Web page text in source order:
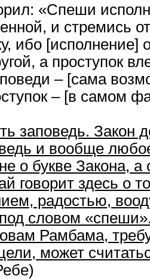
«Спеши
и стремись
ибо [исполнение]
а проступок
– [сама
– [в самом
заповедь. Закон
и вообще
о букве Закона, а
говорит здесь о
радостью,
словом
Рамбама,
может